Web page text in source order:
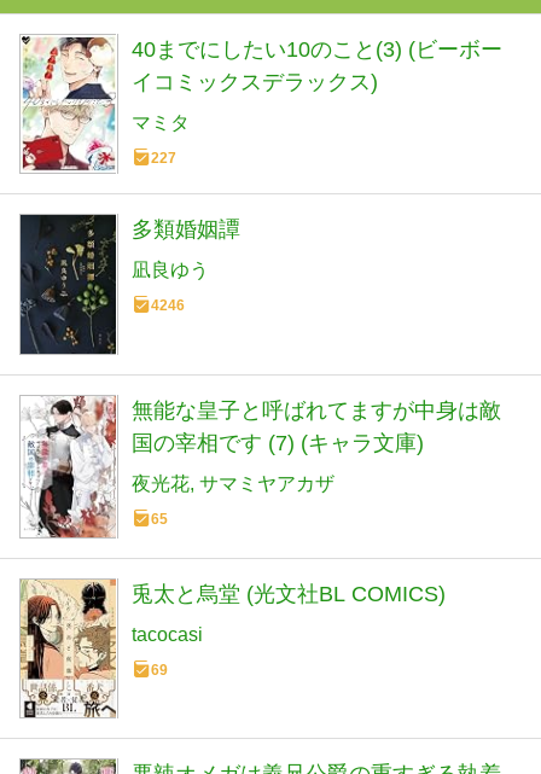
40までにしたい10のこと(3) (ビーボー
イコミックスデラックス)
マミタ
227
多類婚姻譚
凪良ゆう
4246
無能な皇子と呼ばれてますが中身は敵
国の宰相です (7) (キャラ文庫)
夜光花 サマミヤアカザ
65
兎太と烏堂 (光文社BL COMICS)
tacocasi
69